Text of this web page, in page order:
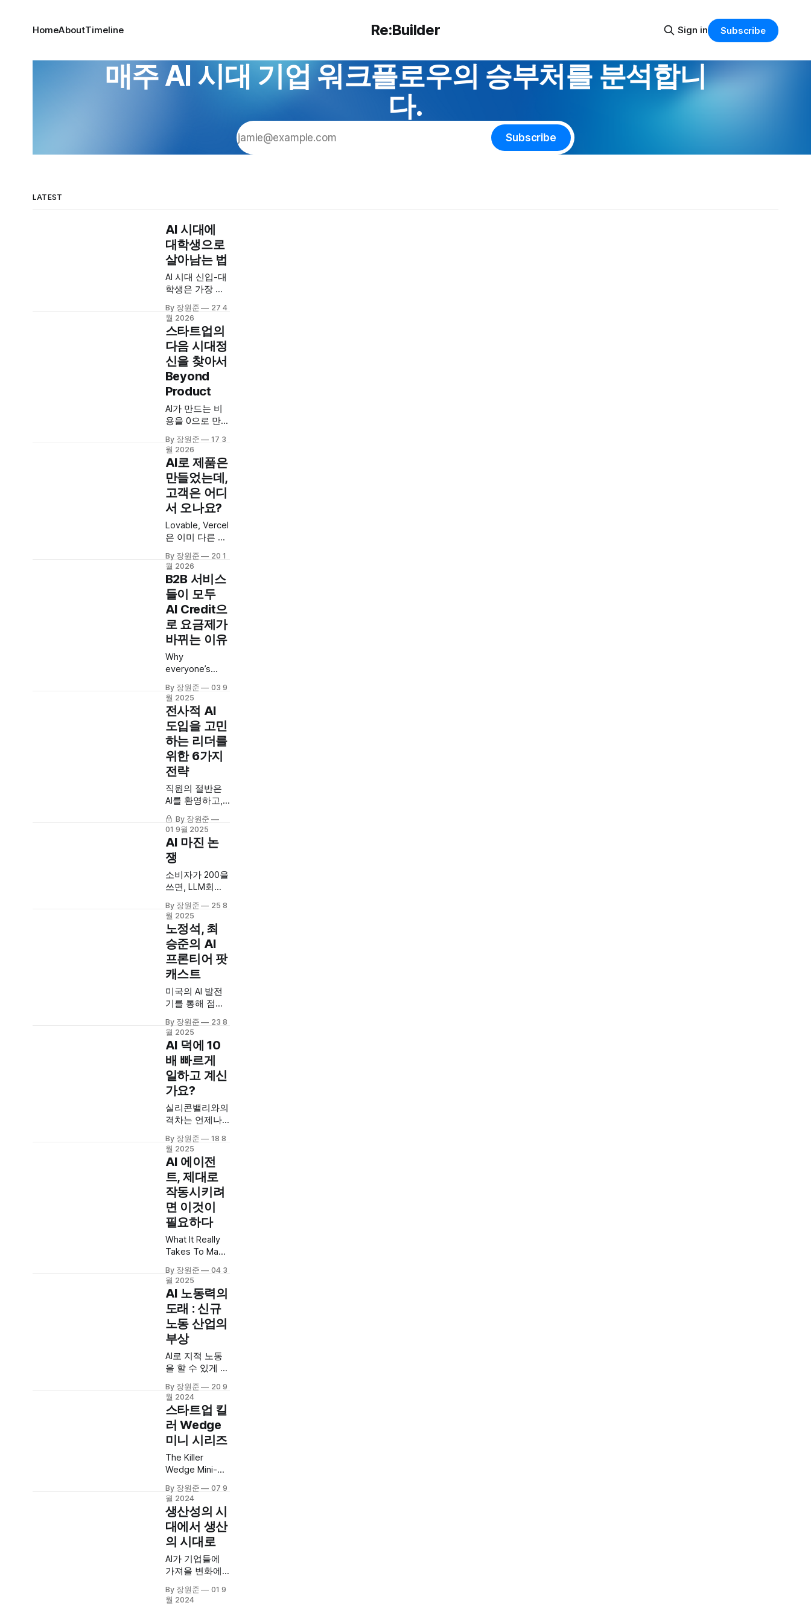
Re:Builder
HomeAboutTimeline Sign in Subscribe
매주 AI 시대 기업 워크플로우의 승부처를 분석합니
다.
Subscribe
LATEST
AI 시대에
대학생으로
살아남는 법
AI 시대 신입-대
학생은 가장 버
다. 그런데 동시
에 가장 희소한
자원이기도 합
니다
By 장원준
27 4
월 2026
스타트업의
다음 시대정
신을 찾아서
Beyond
Product
AI가 만드는 비
용을 0으로 만들
업의 시대정신
은 항상 "더 좋
은 제품"이었는
데, 그 공식이 더
이상 작동하지
않는다. 다음은
뭔가?
By 장원준
17 3
월 2026
AI로 제품은
만들었는데,
고객은 어디
서 오나요?
Lovable, Vercel
은 이미 다른 게
니다. 제품에서
GTM으로, 2025
년 성장 공식을
함께 파헤쳐요.
By 장원준
20 1
월 2026
B2B 서비스
들이 모두
AI Credit으
로 요금제가
바뀌는 이유
Why
everyone’s
creditsOpenAI
and Salesforce
aren’t the first
to introduce
credit-based
pricing, but
they’ll make it
much easier for
you to do itKyle
Poyar’s Growth
UnhingedKyle
Poyar 1) AI를 적
극적으로 쓰는
10%의 유저가
서비스 전체
Token의 비중이
너무 높아져서
By 장원준
03 9
월 2025
전사적 AI
도입을 고민
하는 리더를
위한 6가지
전략
직원의 절반은
AI를 환영하고,
절반은 거부감
을 보입니다. 이
간극을 어떻게
좁힐까요? 본 글
은 AI 도구 제공
을 넘어 진정한
AI 네이티브 조
체적 방법론을
제시합니다. 예
산 배정, 교육 체
계, 성과 측정까
지 바로 적용 가
능한 실무 가이
드.
By 장원준
01 9월 2025
AI 마진 논
쟁
소비자가 200을
쓰면, LLM회사
드회사가 1000,
엔비디아가
10000달러를 번
다는 먹이사슬
분석 결과
By 장원준
25 8
월 2025
노정석, 최
승준의 AI
프론티어 팟
캐스트
미국의 AI 발전
기를 통해 점쳐
By 장원준
23 8
월 2025
AI 덕에 10
배 빠르게
일하고 계신
가요?
실리콘밸리와의
격차는 언제나
지금 가장 클수
도 있습니다.
RPA 수준의 자
동화에 만족하
는 동안, 누군가
는 일하는 방식
의 근본을 바꾸
고 있습니다. 함
께 성장해요.
By 장원준
18 8
월 2025
AI 에이전
트, 제대로
작동시키려
면 이것이
필요하다
What It Really
Takes To Make
WorkDiscover
how
accountability,
context, and
coordination
unlock AI Agent
adoption,
bridging the
gap between
progress and
implementation
for next-wave
automation.NFX
AI를 고용하여
바로 비즈니스
화 하여 가치를
내기 위해선 아
데 그 문제점을
4가지로 정리한
아티클입니다.
1. The
Accountability
Layer
By 장원준
04 3
월 2025
AI 노동력의
도래 : 신규
노동 산업의
부상
AI로 지적 노동
을 할 수 있게 되
어 시장과 노동
시장이 융합되
며 현재보다 24
배 이상 큰 시장
을 타겟하게 될
수 있다는 논리
의 시작부터 끝
을 살펴보세요.
By 장원준
20 9
월 2024
스타트업 킬
러 Wedge
미니 시리즈
The Killer
Wedge Mini-
wedge is key
to growing
from seed to
$B market. This
series reviews
the real-life
killer wedge
strategies top
companies
used to
By 장원준
07 9
월 2024
생산성의 시
대에서 생산
의 시대로
AI가 기업들에
가져올 변화에
글로 그동안의
소프트웨어 업
By 장원준
01 9
월 2024